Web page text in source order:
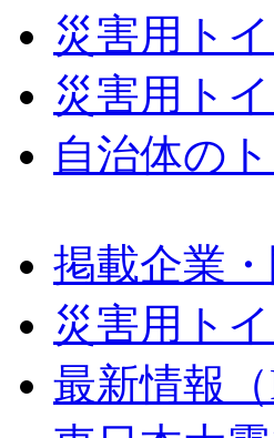
災害用ト
災害用ト
自治体の
掲載企業
災害用ト
最新情報（